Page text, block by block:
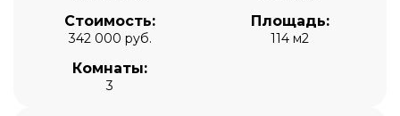
Стоимость:
342 000 руб.
Площадь:
114 м2
Комнаты:
3